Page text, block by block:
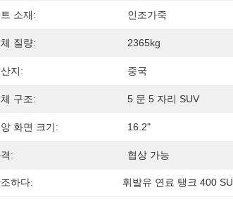
소재: 인조가죽
질량: 2365kg
지: 중국
구조: 5 문 5 자리 SUV
화면 크기: 16.2"
: 협상 가능
하다: 휘발유 연료 탱크 400